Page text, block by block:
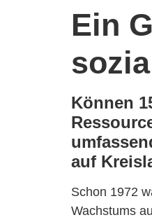
Ein
Können
auf
Schon 1972
Wachstums